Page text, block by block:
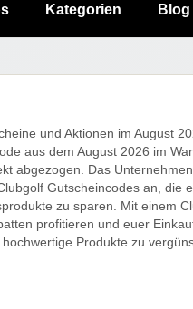
Kategorien Blog
und Aktionen im August
aus dem August 2026 im
abgezogen. Das
Gutscheincodes an, die
zu sparen. Mit einem
profitieren und euer
Produkte zu